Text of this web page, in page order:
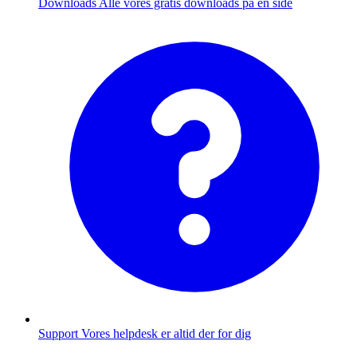
Downloads Alle vores gratis downloads på en side
Support Vores helpdesk er altid der for dig